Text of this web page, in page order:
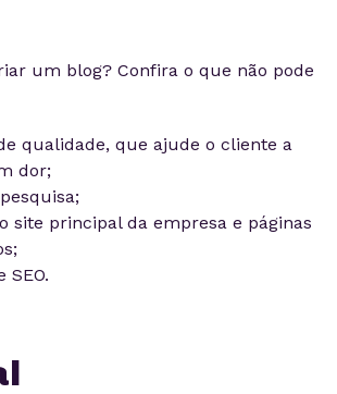
um blog? Confira o que não pode
qualidade, que ajude o cliente a
dor;
site principal da empresa e páginas
SEO.